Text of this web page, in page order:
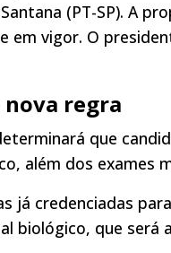
(PT-SP). A
em vigor. O
nova regra
que
além dos exames
já credenciadas
biológico, que